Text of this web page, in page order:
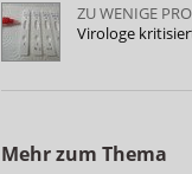
ZU WENIGE
Virologe
Mehr zum Thema